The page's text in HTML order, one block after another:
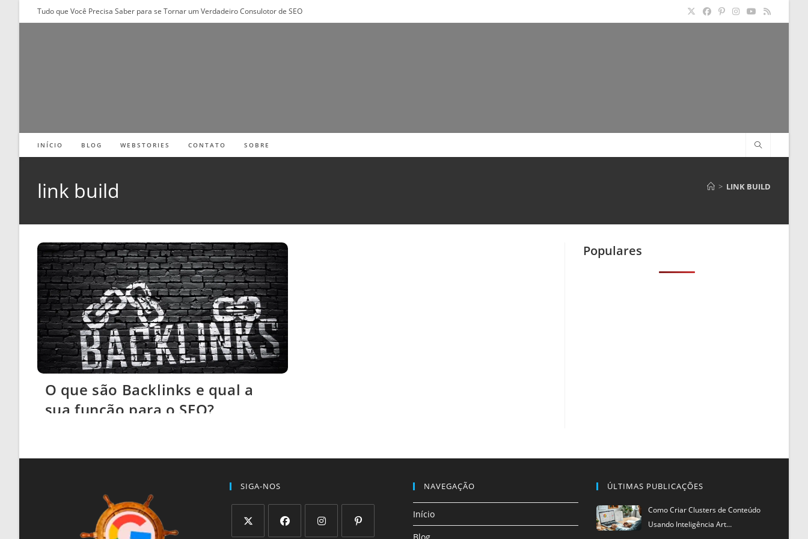
Tudo que Você Precisa Saber para se Tornar um Verdadeiro Consulotor de SEO
INÍCIO BLOG WEBSTORIES CONTATO SOBRE
link build > LINK BUILD
O que são Backlinks e qual a
sua função para o SEO?
Populares
SIGA-NOS NAVEGAÇÃO
Início
ÚLTIMAS PUBLICAÇÕES
Como Criar Clusters de Conteúdo
Usando Inteligência Art…